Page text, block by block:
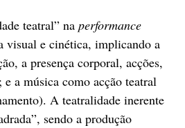
teatral” na performance
visual e cinética, implicando a
a presença corporal, acções,
e a música como acção teatral
A teatralidade inerente
sendo a produção